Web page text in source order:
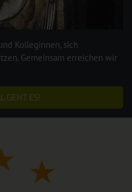
Kolleginnen, sich
Gemeinsam erreichen wir
GEHT ES!